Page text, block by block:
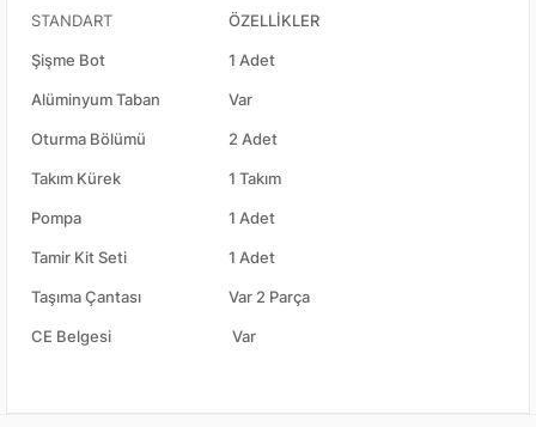
STANDART ÖZELLİKLER
Şişme Bot 1 Adet
Alüminyum Taban Var
Oturma Bölümü 2 Adet
Takım Kürek 1 Takım
Pompa 1 Adet
Tamir Kit Seti 1 Adet
Taşıma Çantası Var 2 Parça
CE Belgesi Var